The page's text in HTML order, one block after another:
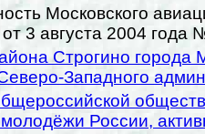
Московского
3 августа 2004 года
Строгино города
Западного
России,